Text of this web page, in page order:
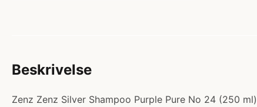
Beskrivelse
Zenz Zenz Silver Shampoo Purple Pure No 24 (250